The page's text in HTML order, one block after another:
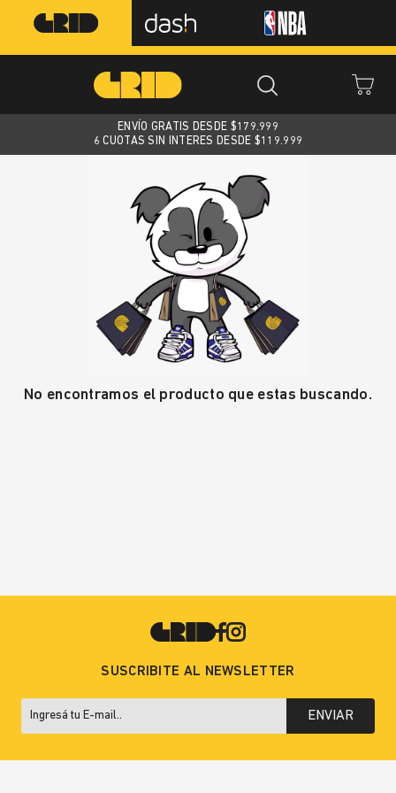
ENVÍO GRATIS DESDE $179.999
6 CUOTAS SIN INTERES DESDE $119.999
No encontramos el producto que estas buscando.
SUSCRIBITE AL NEWSLETTER
ENVIAR